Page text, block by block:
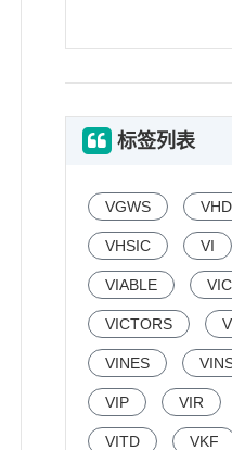
标签列表
VGWS
VHSIC VI
VIABLE VIC
VICTORS
VINES
VIP VIR
VITD VKF